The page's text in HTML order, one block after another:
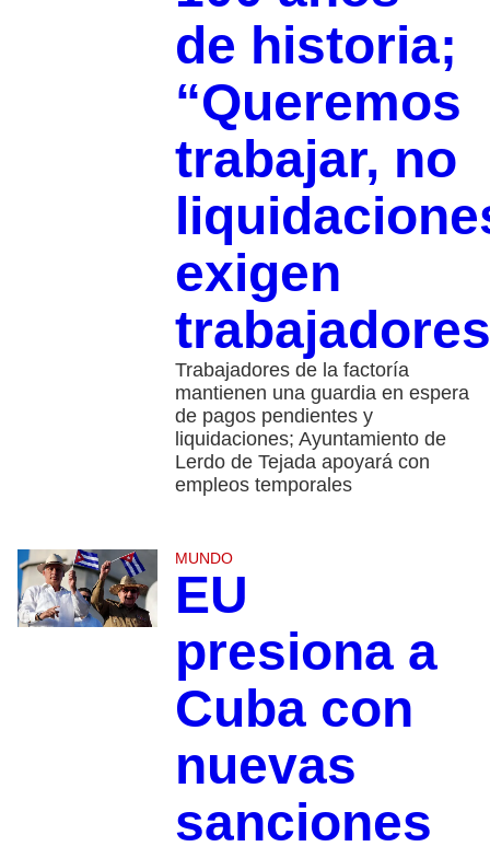
de historia;
“Queremos
trabajar, no
exigen
trabajadores
Trabajadores de la factoría
mantienen una guardia en espera
de pagos pendientes y
liquidaciones; Ayuntamiento de
Lerdo de Tejada apoyará con
empleos temporales
MUNDO
EU
presiona a
Cuba con
nuevas
sanciones